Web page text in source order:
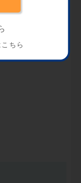
ちら
化された、洗練